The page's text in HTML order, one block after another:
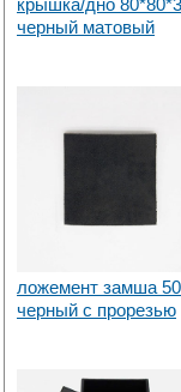
крышка/дно
черный матовый
ложемент замша
черный с прорезью